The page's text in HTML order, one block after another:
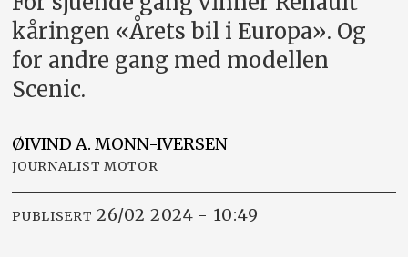
kåringen «Årets bil i Europa». Og
for andre gang med modellen
Scenic.
ØIVIND A. MONN-IVERSEN
JOURNALIST MOTOR
PUBLISERT 26/02 2024 - 10:49